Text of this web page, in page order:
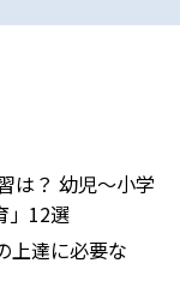
は？ 幼児〜小学
」12選
上達に必要な